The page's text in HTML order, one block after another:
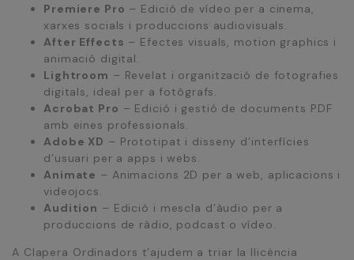
Premiere Pro – Edició de vídeo per a cinema,
xarxes socials i produccions audiovisuals.
After Effects – Efectes visuals, motion graphics i
animació digital.
Lightroom – Revelat i organització de fotografies
digitals, ideal per a fotògrafs.
Acrobat Pro – Edició i gestió de documents PDF
amb eines professionals.
Adobe XD – Prototipat i disseny d’interfícies
d’usuari per a apps i webs.
Animate – Animacions 2D per a web, aplicacions i
videojocs.
Audition – Edició i mescla d’àudio per a
produccions de ràdio, podcast o vídeo.
A Clapera Ordinadors t’ajudem a triar la llicència